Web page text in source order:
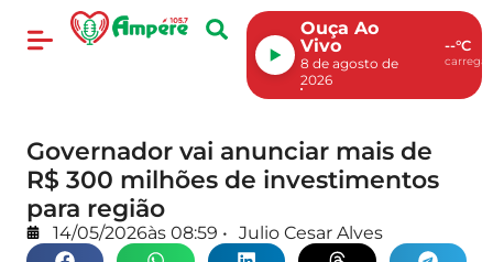
Ouça Ao
Vivo
8 de agosto de
2026
--°C
Governador vai anunciar mais de
R$ 300 milhões de investimentos
para região
14/05/2026às 08:59 • Julio Cesar Alves